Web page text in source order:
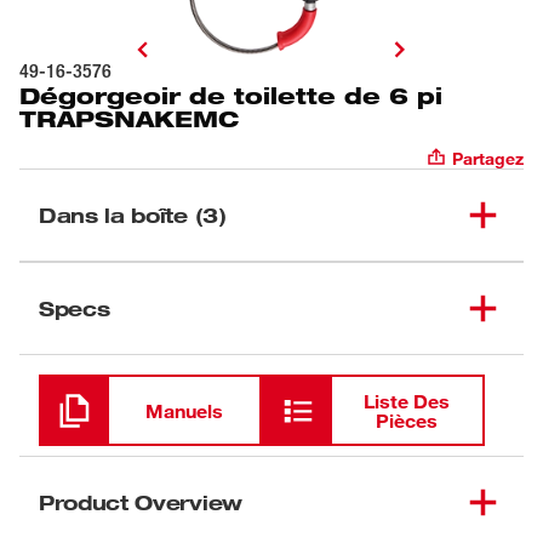
49-16-3576
Dégorgeoir de toilette de 6 pi
TRAPSNAKEMC
Partagez
Dans la boîte (3)
(1) $name
(1) TRAPSNAKE<sup>MC</sup>
Specs
Chargement
Manuels
Liste Des
Pièces
Product Overview